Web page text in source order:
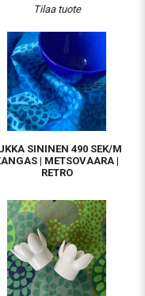
Tilaa tuote
SININEN 490 SEK/M
| METSOVAARA |
RETRO